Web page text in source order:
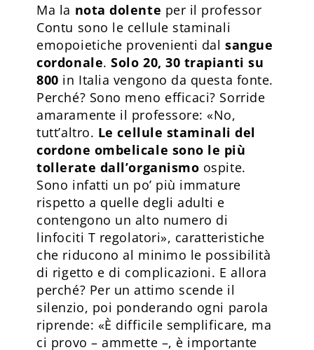
Ma la nota dolente per il professor
Contu sono le cellule staminali
emopoietiche provenienti dal sangue
cordonale.Solo 20, 30 trapianti su
800 in Italia vengono da questa fonte.
Perché? Sono meno efficaci? Sorride
amaramente il professore: «No,
tutt’altro. Le cellule staminali del
cordone ombelicale sono le più
tollerate dall’organismo ospite.
Sono infatti un po’ più immature
rispetto a quelle degli adulti e
contengono un alto numero di
linfociti T regolatori», caratteristiche
che riducono al minimo le possibilità
di rigetto e di complicazioni. E allora
perché? Per un attimo scende il
silenzio, poi ponderando ogni parola
riprende: «È difficile semplificare, ma
ci provo – ammette –, è importante